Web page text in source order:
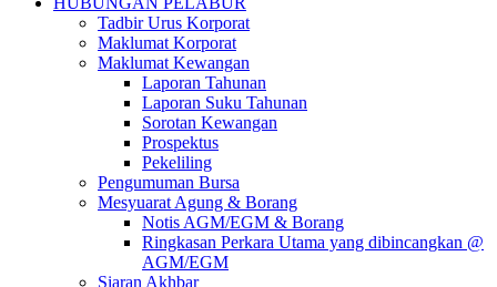
Tadbir Urus Korporat
Maklumat Korporat
Maklumat Kewangan
Laporan Tahunan
Laporan Suku Tahunan
Sorotan Kewangan
Prospektus
Pekeliling
Pengumuman Bursa
Mesyuarat Agung & Borang
Notis AGM/EGM & Borang
Ringkasan Perkara Utama yang dibincangkan @
AGM/EGM
Siaran Akhbar